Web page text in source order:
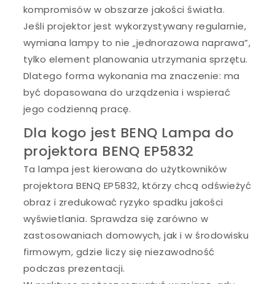
kompromisów w obszarze jakości światła.
Jeśli projektor jest wykorzystywany regularnie,
wymiana lampy to nie „jednorazowa naprawa”,
tylko element planowania utrzymania sprzętu.
Dlatego forma wykonania ma znaczenie: ma
być dopasowana do urządzenia i wspierać
jego codzienną pracę.
Dla kogo jest BENQ Lampa do
projektora BENQ EP5832
Ta lampa jest kierowana do użytkowników
projektora BENQ EP5832, którzy chcą odświeżyć
obraz i zredukować ryzyko spadku jakości
wyświetlania. Sprawdza się zarówno w
zastosowaniach domowych, jak i w środowisku
firmowym, gdzie liczy się niezawodność
podczas prezentacji.